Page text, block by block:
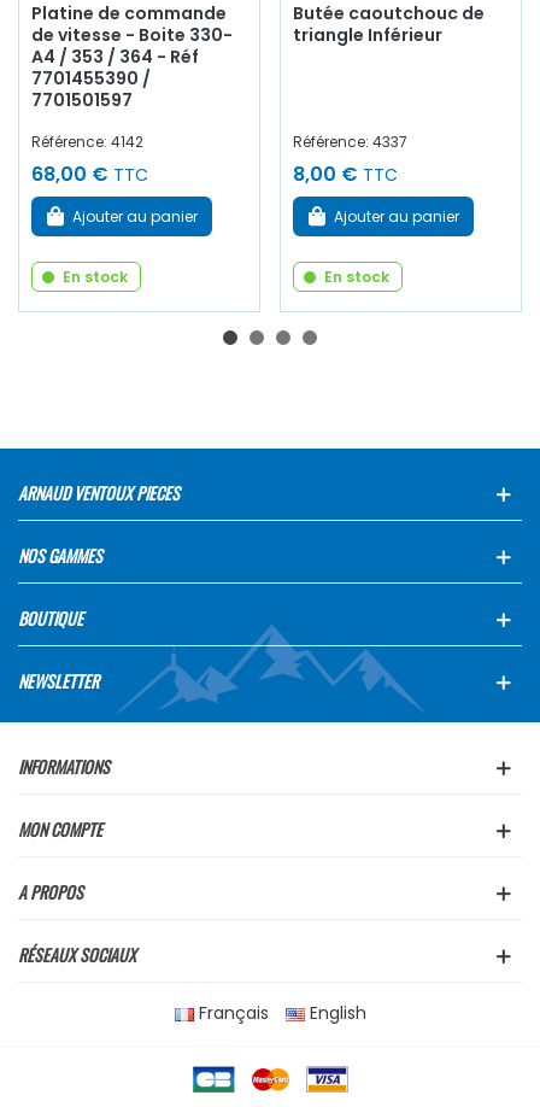
Platine de commande
de vitesse - Boite 330-
A4 / 353 / 364 - Réf
7701455390 /
7701501597
Référence: 4142
68,00 € TTC
Ajouter au panier
En stock
Butée caoutchouc de
triangle Inférieur
Référence: 4337
8,00 € TTC
Ajouter au panier
En stock
ARNAUD VENTOUX PIECES
NOS GAMMES
BOUTIQUE
NEWSLETTER
INFORMATIONS
MON COMPTE
A PROPOS
RÉSEAUX SOCIAUX
Français English